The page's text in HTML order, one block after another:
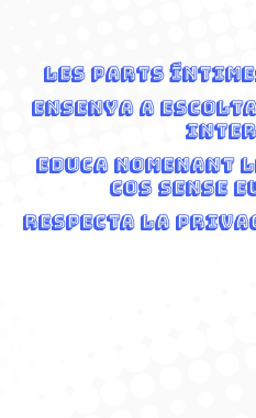
Les parts
Ensenya a
Educa nomenant
cos sense
Respecta la